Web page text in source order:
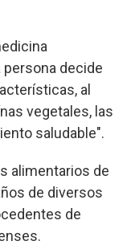
persona decide
al
vegetales, las
saludable".
alimentarios de
de diversos
de